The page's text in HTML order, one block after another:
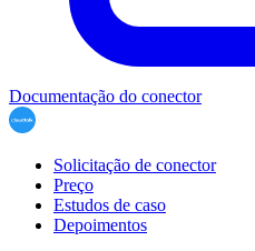
Documentação do conector
Solicitação de conector
Preço
Estudos de caso
Depoimentos